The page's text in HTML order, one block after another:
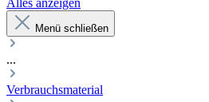
Alles anzeigen
Menü schließen
...
Verbrauchsmaterial